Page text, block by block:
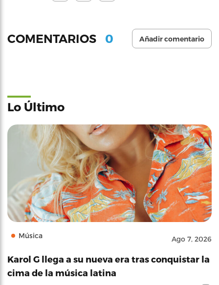
COMENTARIOS 0 Añadir comentario
Lo Último
Música Ago 7, 2026
Karol G llega a su nueva era tras conquistar la
cima de la música latina